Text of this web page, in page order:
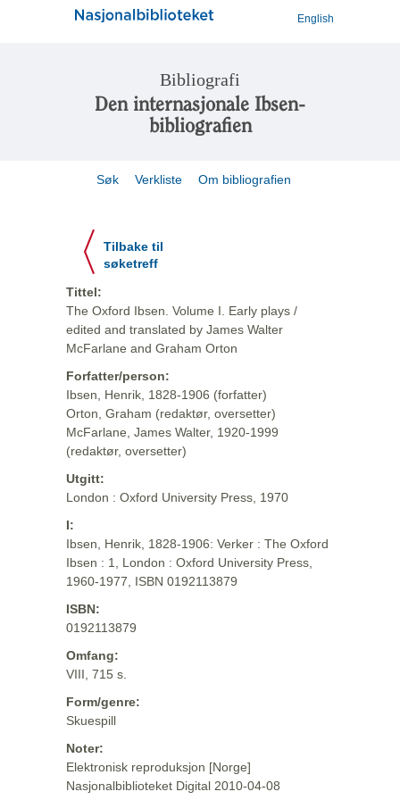
English
Bibliografi
Den internasjonale Ibsen-
bibliografien
Søk Verkliste Om bibliografien
Tilbake til
søketreff
Tittel:
The Oxford Ibsen. Volume I. Early plays /
edited and translated by James Walter
McFarlane and Graham Orton
Forfatter/person:
Ibsen, Henrik, 1828-1906 (forfatter)
Orton, Graham (redaktør, oversetter)
McFarlane, James Walter, 1920-1999
(redaktør, oversetter)
Utgitt:
London : Oxford University Press, 1970
I:
Ibsen, Henrik, 1828-1906: Verker : The Oxford
Ibsen : 1, London : Oxford University Press,
1960-1977, ISBN 0192113879
ISBN:
0192113879
Omfang:
VIII, 715 s.
Form/genre:
Skuespill
Noter:
Elektronisk reproduksjon [Norge]
Nasjonalbiblioteket Digital 2010-04-08